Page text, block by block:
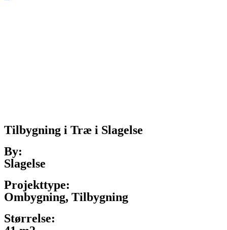
Tilbygning i Træ i Slagelse
By:
Slagelse
Projekttype:
Ombygning, Tilbygning
Størrelse: